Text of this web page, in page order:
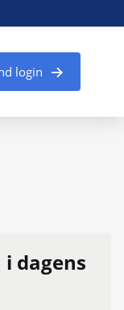
login
dagens